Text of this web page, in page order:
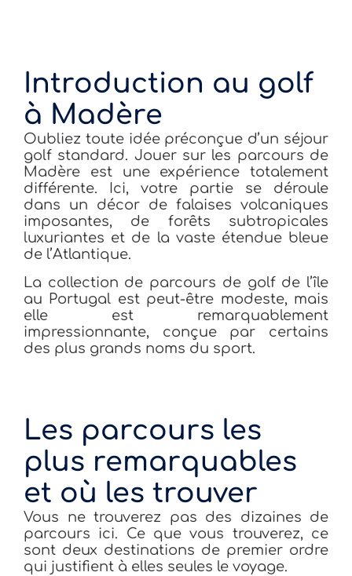
Introduction au golf
à Madère
Oubliez toute idée préconçue d’un séjour
golf standard. Jouer sur les parcours de
Madère est une expérience totalement
différente. Ici, votre partie se déroule
dans un décor de falaises volcaniques
imposantes, de forêts subtropicales
luxuriantes et de la vaste étendue bleue
de l’Atlantique.
La collection de parcours de golf de l’île
au Portugal est peut-être modeste, mais
elle est remarquablement
impressionnante, conçue par certains
des plus grands noms du sport.
Les parcours les
plus remarquables
et où les trouver
Vous ne trouverez pas des dizaines de
parcours ici. Ce que vous trouverez, ce
sont deux destinations de premier ordre
qui justifient à elles seules le voyage.